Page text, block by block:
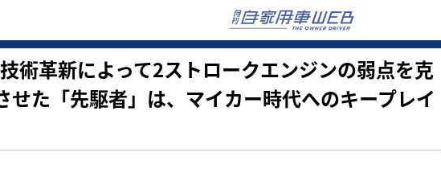
術革新によって2ストロークエンジンの弱点を克
せた「先駆者」は、マイカー時代へのキープレイ